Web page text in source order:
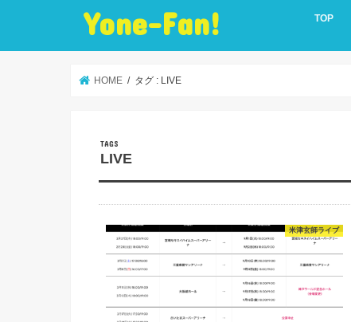
Yone-Fan! TOP
HOME タグ : LIVE
LIVE
米津玄師ライブ